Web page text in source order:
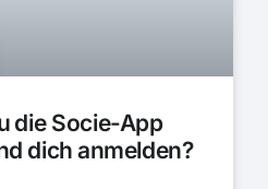
die Socie-App
dich anmelden?